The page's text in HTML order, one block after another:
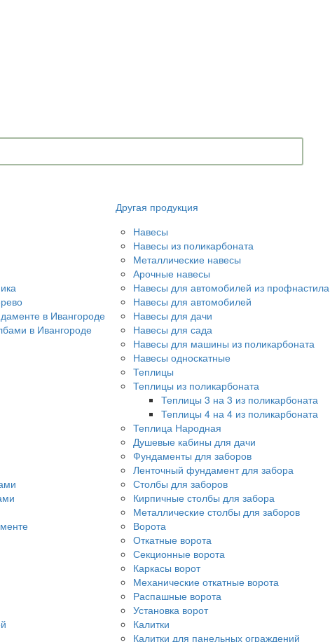
в Ивангороде
в Ивангороде
Другая продукция
Навесы
Навесы из поликарбоната
Металлические навесы
Арочные навесы
Навесы для автомобилей из профнастила
Навесы для автомобилей
Навесы для дачи
Навесы для сада
Навесы для машины из поликарбоната
Навесы односкатные
Теплицы
Теплицы из поликарбоната
Теплицы 3 на 3 из поликарбоната
Теплицы 4 на 4 из поликарбоната
Теплица Народная
Душевые кабины для дачи
Фундаменты для заборов
Ленточный фундамент для забора
Столбы для заборов
Кирпичные столбы для забора
Металлические столбы для заборов
Ворота
Откатные ворота
Секционные ворота
Каркасы ворот
Механические откатные ворота
Распашные ворота
Установка ворот
Калитки
Калитки для панельных ограждений